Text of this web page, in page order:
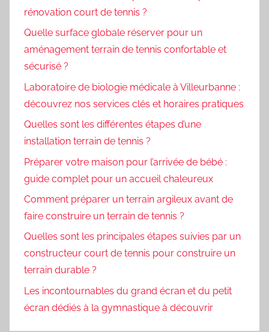
rénovation court de tennis ?
Quelle surface globale réserver pour un
aménagement terrain de tennis confortable et
sécurisé ?
Laboratoire de biologie médicale à Villeurbanne :
découvrez nos services clés et horaires pratiques
Quelles sont les différentes étapes d’une
installation terrain de tennis ?
Préparer votre maison pour l’arrivée de bébé :
guide complet pour un accueil chaleureux
Comment préparer un terrain argileux avant de
faire construire un terrain de tennis ?
Quelles sont les principales étapes suivies par un
constructeur court de tennis pour construire un
terrain durable ?
Les incontournables du grand écran et du petit
écran dédiés à la gymnastique à découvrir